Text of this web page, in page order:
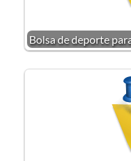
Bolsa de deporte